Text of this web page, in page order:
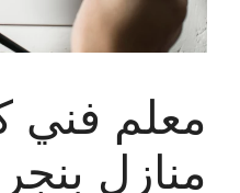
معلم فني
منازل